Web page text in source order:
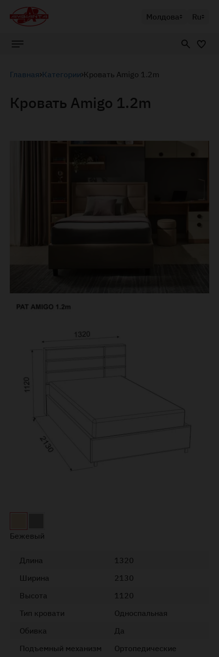
Молдова Ru
Главная Категории Кровать Amigo 1.2m
Кровать Amigo 1.2m
Бежевый
Длина
1320
Ширина
2130
Высота
1120
Тип кровати
Односпальная
Обивка
Да
Подъемный механизм
Ортопедические